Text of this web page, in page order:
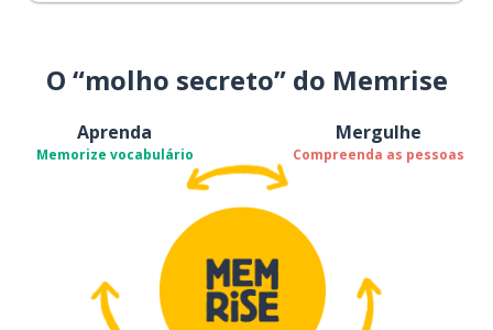
O “molho secreto” do Memrise
Aprenda
Memorize vocabulário
Mergulhe
Compreenda as pessoas